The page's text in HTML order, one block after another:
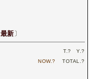
最新〕
T.? Y.?
NOW.? TOTAL.?